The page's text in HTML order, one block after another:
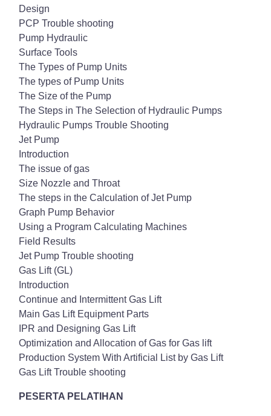
Design
PCP Trouble shooting
Pump Hydraulic
Surface Tools
The Types of Pump Units
The types of Pump Units
The Size of the Pump
The Steps in The Selection of Hydraulic Pumps
Hydraulic Pumps Trouble Shooting
Jet Pump
Introduction
The issue of gas
Size Nozzle and Throat
The steps in the Calculation of Jet Pump
Graph Pump Behavior
Using a Program Calculating Machines
Field Results
Jet Pump Trouble shooting
Gas Lift (GL)
Introduction
Continue and Intermittent Gas Lift
Main Gas Lift Equipment Parts
IPR and Designing Gas Lift
Optimization and Allocation of Gas for Gas lift
Production System With Artificial List by Gas Lift
Gas Lift Trouble shooting
PESERTA PELATIHAN